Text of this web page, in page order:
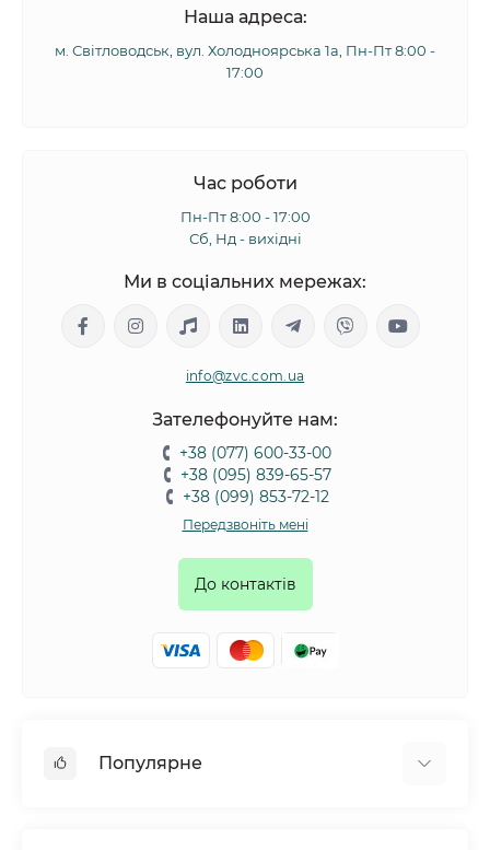
Наша адреса:
м. Світловодськ, вул. Холодноярська 1а, Пн-Пт 8:00 -
17:00
Час роботи
Пн-Пт 8:00 - 17:00
Сб, Нд - вихідні
Ми в соціальних мережах:
info@zvc.com.ua
Зателефонуйте нам:
+38 (077) 600-33-00
+38 (095) 839-65-57
+38 (099) 853-72-12
Передзвоніть мені
До контактів
Популярне